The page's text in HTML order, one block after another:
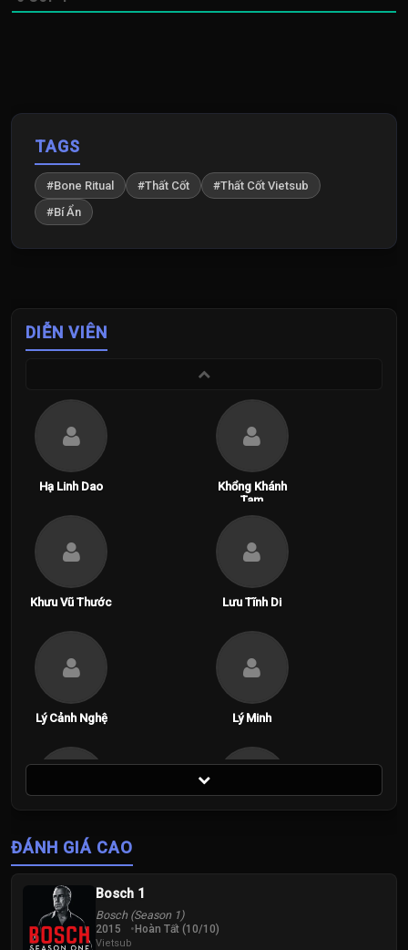
TAGS
#Bone Ritual #Thất Cốt
#Thất Cốt Vietsub
#Bí Ẩn
DIỄN VIÊN
Hạ Linh Dao
Khổng Khánh
Tam
Khưu Vũ Thước Lưu Tĩnh Di
Lý Cảnh Nghệ Lý Minh
ĐÁNH GIÁ CAO
Bosch 1
Bosch (Season 1)
2015 Hoàn Tất (10/10)
Vietsub